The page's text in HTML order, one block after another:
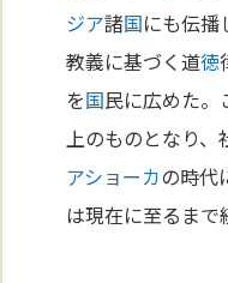
ジア諸国にも伝播
教義に基づく道徳
を国民に広めた。
上のものとなり、
アショーカの時代
は現在に至るまで